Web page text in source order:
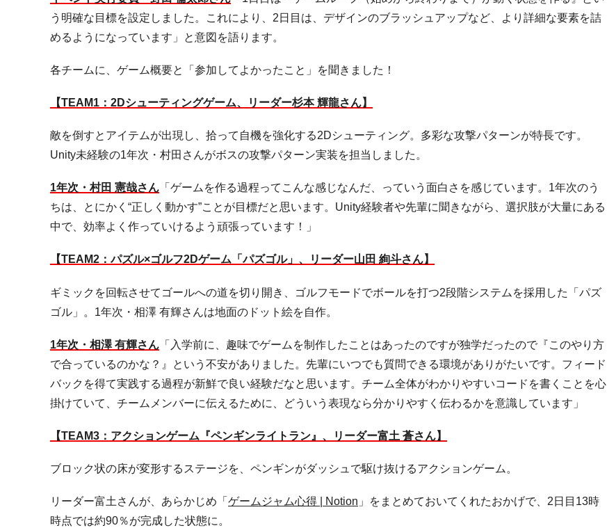
う明確な目標を設定しました。これにより、 2 日目は、デザインのブラッシュアップなど、より詳細な要素を詰
めるようになっています」と意図を語ります。
各チームに、ゲーム概要と「参加してよかったこと」を聞きました！
【TEAM1 ： 2Dシューティングゲーム、リーダー杉本 輝龍さん】
敵を倒すとアイテムが出現し、拾って自機を強化する2Dシューティング。多彩な攻撃パターンが特長です。
Unity未経験の1年次・村田さんがボスの攻撃パターン実装を担当しました。
1年次・村田 憲哉さん 「ゲームを作る過程ってこんな感じなんだ、っていう面白さを感じています。 1年次のう
ちは、とにかく“正しく動かす”ことが目標だと思います。 Unity経験者や先輩に聞きながら、選択肢が大量にある
中で、効率よく作っていけるよう頑張っています！」
【TEAM2 ：パズル×ゴルフ2Dゲーム「パズゴル」、リーダー山田 絢斗さん】
ギミックを回転させてゴールへの道を切り開き、ゴルフモードでボールを打つ2段階システムを採用した「パズ
ゴル」。 1年次・相澤 有輝さんは地面のドット絵を自作。
1年次・相澤 有輝さん 「入学前に、趣味でゲームを制作したことはあったのですが独学だったので『このやり方
で合っているのかな？』という不安がありました。先輩にいつでも質問できる環境がありがたいです。フィード
バックを得て実践する過程が新鮮で良い経験だなと思います。チーム全体がわかりやすいコードを書くことを心
掛けていて、チームメンバーに伝えるために、どういう表現なら分かりやすく伝わるかを意識しています」
【TEAM3 ：アクションゲーム『ペンギンライトラン』、リーダー富土 蒼さん】
ブロック状の床が変形するステージを、ペンギンがダッシュで駆け抜けるアクションゲーム。
リーダー富土さんが、あらかじめ「 ゲームジャム心得 | Notion 」をまとめておいてくれたおかげで、 2 日目 13時
時点では約90％が完成した状態に。